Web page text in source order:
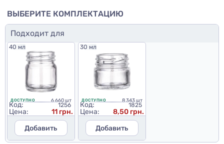
ВЫБЕРИТЕ КОМПЛЕКТАЦИЮ
Подходит для
40 мл
ДОСТУПНО 6 660 шт
Код: 1256
Цена:
11 грн.
Добавить
30 мл
ДОСТУПНО 8 343 шт
Код: 1825
Цена:
8,50 грн.
Добавить